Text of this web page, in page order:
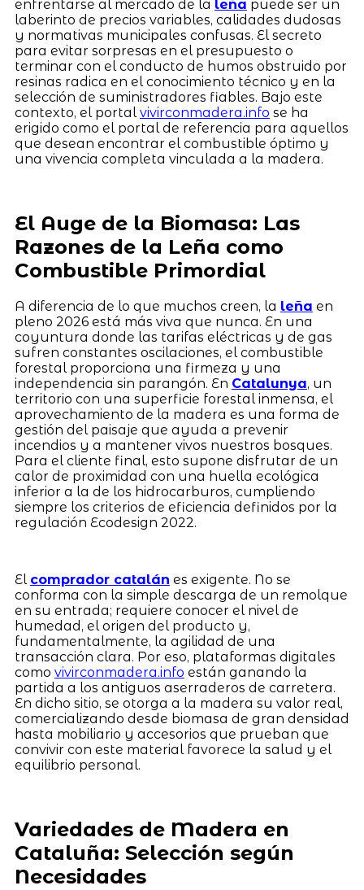
enfrentarse al mercado de la leña puede ser un
laberinto de precios variables, calidades dudosas
y normativas municipales confusas. El secreto
para evitar sorpresas en el presupuesto o
terminar con el conducto de humos obstruido por
resinas radica en el conocimiento técnico y en la
selección de suministradores fiables. Bajo este
contexto, el portalvivirconmadera.info se ha
erigido como el portal de referencia para aquellos
que desean encontrar el combustible óptimo y
una vivencia completa vinculada a la madera.
El Auge de la Biomasa: Las
Razones de la Leña como
Combustible Primordial
A diferencia de lo que muchos creen, la leña en
pleno 2026 está más viva que nunca. En una
coyuntura donde las tarifas eléctricas y de gas
sufren constantes oscilaciones, el combustible
forestal proporciona una firmeza y una
independencia sin parangón. En Catalunya, un
territorio con una superficie forestal inmensa, el
aprovechamiento de la madera es una forma de
gestión del paisaje que ayuda a prevenir
incendios y a mantener vivos nuestros bosques.
Para el cliente final, esto supone disfrutar de un
calor de proximidad con una huella ecológica
inferior a la de los hidrocarburos, cumpliendo
siempre los criterios de eficiencia definidos por la
regulación Ecodesign 2022.
El comprador catalán es exigente. No se
conforma con la simple descarga de un remolque
en su entrada; requiere conocer el nivel de
humedad, el origen del producto y,
fundamentalmente, la agilidad de una
transacción clara. Por eso, plataformas digitales
como vivirconmadera.info están ganando la
partida a los antiguos aserraderos de carretera.
En dicho sitio, se otorga a la madera su valor real,
comercializando desde biomasa de gran densidad
hasta mobiliario y accesorios que prueban que
convivir con este material favorece la salud y el
equilibrio personal.
Variedades de Madera en
Cataluña: Selección según
Necesidades